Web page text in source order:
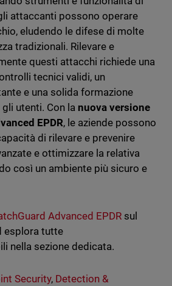
attaccanti possono operare
eludendo le difese di molte
tradizionali. Rilevare e
questi attacchi richiede una
tecnici validi, un
e una solida formazione
utenti. Con la nuova versione
EPDR, le aziende possono
di rilevare e prevenire
e ottimizzare la relativa
così un ambiente più sicuro e
Advanced EPDR sul
esplora tutte
nella sezione dedicata.
Security, Detection &